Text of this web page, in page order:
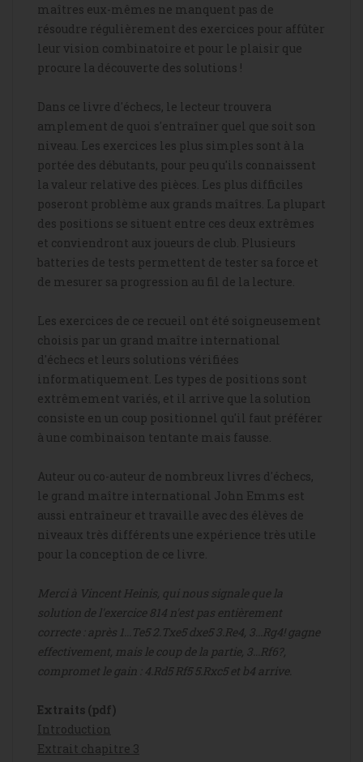
maîtres eux-mêmes ne manquent pas de
résoudre régulièrement des exercices pour affûter
leur vision combinatoire et pour le plaisir que
procure la découverte des solutions !
Dans ce livre d'échecs, le lecteur trouvera
amplement de quoi s'entraîner quel que soit son
niveau. Les exercices les plus simples sont à la
portée des débutants, pour peu qu'ils connaissent
la valeur relative des pièces. Les plus difficiles
poseront problème aux grands maîtres. La plupart
des positions se situent entre ces deux extrêmes
et conviendront aux joueurs de club. Plusieurs
batteries de tests permettent de tester sa force et
de mesurer sa progression au fil de la lecture.
Les exercices de ce recueil ont été soigneusement
choisis par un grand maître international
d'échecs et leurs solutions vérifiées
informatiquement. Les types de positions sont
extrêmement variés, et il arrive que la solution
consiste en un coup positionnel qu'il faut préférer
à une combinaison tentante mais fausse.
Auteur ou co-auteur de nombreux livres d'échecs,
le grand maître international John Emms est
aussi entraîneur et travaille avec des élèves de
niveaux très différents une expérience très utile
pour la conception de ce livre.
Merci à Vincent Heinis, qui nous signale que la
solution de l'exercice 814 n'est pas entièrement
correcte : après 1...Te5 2.Txe5 dxe5 3.Re4, 3...Rg4! gagne
effectivement, mais le coup de la partie, 3...Rf6?,
compromet le gain : 4.Rd5 Rf5 5.Rxc5 et b4 arrive.
Extraits (pdf)
Introduction
Extrait chapitre 3